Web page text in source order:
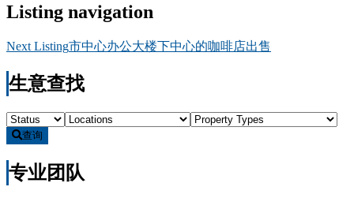
Listing navigation
Next Listing市中心办公大楼下中心的咖啡店出售
生意查找
查询
专业团队